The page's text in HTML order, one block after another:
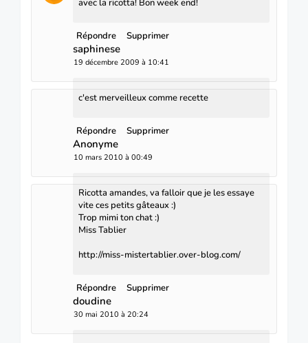
avec la ricotta! Bon week end!
Répondre Supprimer
saphinese
19 décembre 2009 à 10:41
c'est merveilleux comme recette
Répondre Supprimer
Anonyme
10 mars 2010 à 00:49
Ricotta amandes, va falloir que je les essaye
vite ces petits gâteaux :)
Trop mimi ton chat :)
Miss Tablier
http://miss-mistertablier.over-blog.com/
Répondre Supprimer
doudine
30 mai 2010 à 20:24